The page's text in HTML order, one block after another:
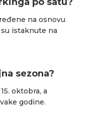
na osnovu
istaknute na
sezona?
oktobra, a
godine.